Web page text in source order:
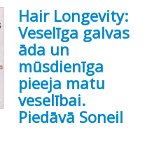
Hair Longevity:
Veselīga galvas
āda un
mūsdienīga
pieeja matu
veselībai.
Piedāvā Soneil